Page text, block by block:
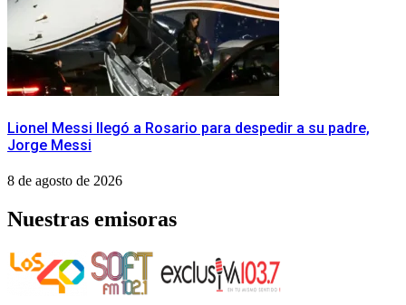
Lionel Messi llegó a Rosario para despedir a su padre,
Jorge Messi
8 de agosto de 2026
Nuestras emisoras